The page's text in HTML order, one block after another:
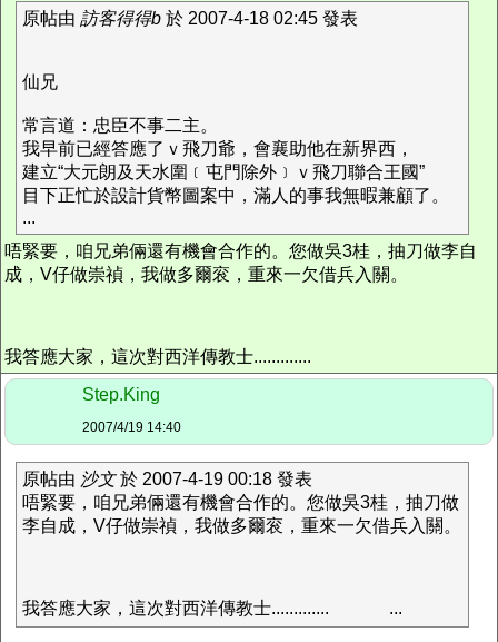
原帖由 訪客得得b 於 2007-4-18 02:45 發表
仙兄
常言道：忠臣不事二主。
我早前已經答應了ｖ飛刀爺，會襄助他在新界西，
建立“大元朗及天水圍﹝屯門除外﹞ｖ飛刀聯合王國”
目下正忙於設計貨幣圖案中，滿人的事我無暇兼顧了。
...
唔緊要，咱兄弟倆還有機會合作的。您做吳3桂，抽刀做李自
成，V仔做崇禎，我做多爾衮，重來一欠借兵入關。
我答應大家，這次對西洋傳教士.............
Step.King
2007/4/19 14:40
原帖由 沙文於 2007-4-19 00:18 發表
唔緊要，咱兄弟倆還有機會合作的。您做吳3桂，抽刀做
李自成，V仔做崇禎，我做多爾衮，重來一欠借兵入關。
我答應大家，這次對西洋傳教士............. ...